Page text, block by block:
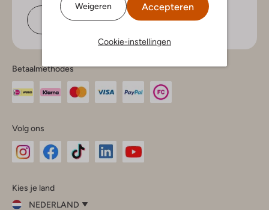
Weigeren Accepteren
Cookie-instellingen
Schrijf je in
Betaalmethodes
Volg ons
InstagramFacebook
Kies je land
NEDERLAND